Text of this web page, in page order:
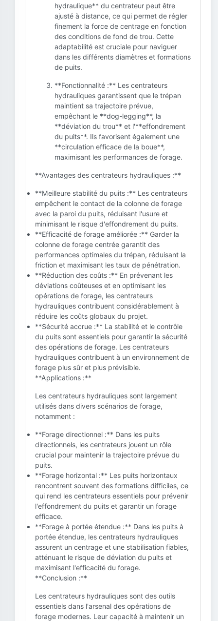
hydraulique** du centrateur peut être
ajusté à distance, ce qui permet de régler
finement la force de centrage en fonction
des conditions de fond de trou. Cette
adaptabilité est cruciale pour naviguer
dans les différents diamètres et formations
de puits.
**Fonctionnalité :** Les centrateurs
hydrauliques garantissent que le trépan
maintient sa trajectoire prévue,
empêchant le **dog-legging**, la
**déviation du trou** et l'**effondrement
du puits**. Ils favorisent également une
**circulation efficace de la boue**,
maximisant les performances de forage.
**Avantages des centrateurs hydrauliques :**
**Meilleure stabilité du puits :** Les centrateurs
empêchent le contact de la colonne de forage
avec la paroi du puits, réduisant l'usure et
minimisant le risque d'effondrement du puits.
**Efficacité de forage améliorée :** Garder la
colonne de forage centrée garantit des
performances optimales du trépan, réduisant la
friction et maximisant les taux de pénétration.
**Réduction des coûts :** En prévenant les
déviations coûteuses et en optimisant les
opérations de forage, les centrateurs
hydrauliques contribuent considérablement à
réduire les coûts globaux du projet.
**Sécurité accrue :** La stabilité et le contrôle
du puits sont essentiels pour garantir la sécurité
des opérations de forage. Les centrateurs
hydrauliques contribuent à un environnement de
forage plus sûr et plus prévisible.
**Applications :**
Les centrateurs hydrauliques sont largement
utilisés dans divers scénarios de forage,
notamment :
**Forage directionnel :** Dans les puits
directionnels, les centrateurs jouent un rôle
crucial pour maintenir la trajectoire prévue du
puits.
**Forage horizontal :** Les puits horizontaux
rencontrent souvent des formations difficiles, ce
qui rend les centrateurs essentiels pour prévenir
l'effondrement du puits et garantir un forage
efficace.
**Forage à portée étendue :** Dans les puits à
portée étendue, les centrateurs hydrauliques
assurent un centrage et une stabilisation fiables,
atténuant le risque de déviation du puits et
maximisant l'efficacité du forage.
**Conclusion :**
Les centrateurs hydrauliques sont des outils
essentiels dans l'arsenal des opérations de
forage modernes. Leur capacité à maintenir un